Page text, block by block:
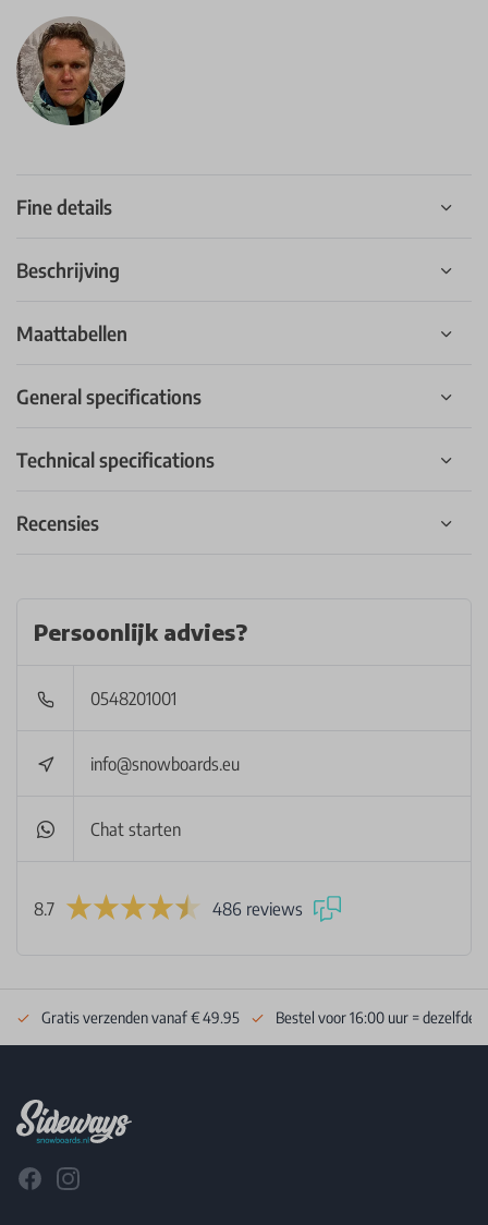
Fine details
Beschrijving
Maattabellen
General specifications
Technical specifications
Recensies
Persoonlijk advies?
0548201001
info@snowboards.eu
Chat starten
8.7 486 reviews
Gratis verzenden vanaf € 49.95 Bestel voor 16:00 uur = dezelfde
FacebookInstagram